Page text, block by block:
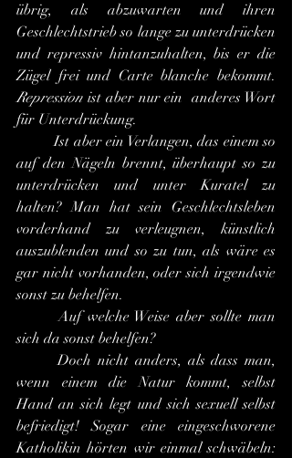
übrig, als abzuwarten und ihren
Geschlechtstrieb so lange zu unterdrücken
und repressiv hintanzuhalten, bis er die
Repression ist aber nur ein  anderes Wort
für Unterdrückung.
auf den Nägeln brennt, überhaupt so zu
unterdrücken und unter Kuratel zu
halten? Man hat sein Geschlechtsleben
vorderhand zu verleugnen, künstlich
auszublenden und so zu tun, als wäre es
gar nicht vorhanden, oder sich irgendwie
sonst zu behelfen.
sich da sonst behelfen?
wenn einem die Natur kommt, selbst
Hand an sich legt und sich sexuell selbst
befriedigt! Sogar eine eingeschworene
Katholikin hörten wir einmal schwäbeln: